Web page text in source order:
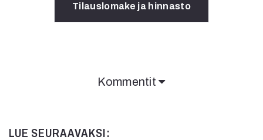
Tilauslomake ja hinnasto
Kommentit
LUE SEURAAVAKSI: